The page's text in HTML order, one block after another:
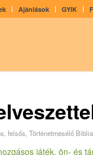
Ajánlások GYIK
felsős Történetmesélő Biblia
játék, ön- és